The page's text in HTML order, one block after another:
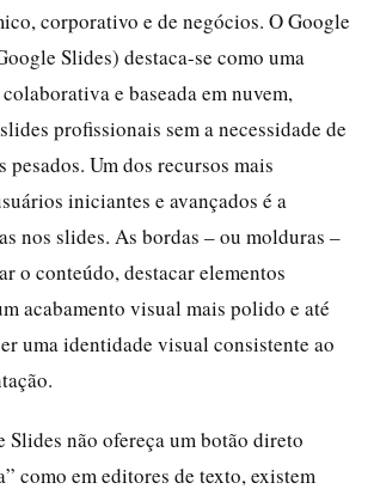
corporativo e de negócios. O Google
Slides) destaca-se como uma
e baseada em nuvem,
profissionais sem a necessidade de
Um dos recursos mais
iniciantes e avançados é a
nos slides. As bordas – ou molduras –
o conteúdo, destacar elementos
acabamento visual mais polido e até
uma identidade visual consistente ao
Slides não ofereça um botão direto
como em editores de texto, existem